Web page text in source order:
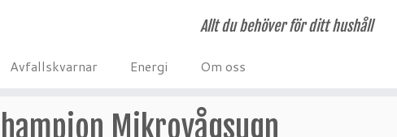
Allt du behöver för ditt hushåll
Avfallskvarnar Energi Om oss
Mikrovågsugn